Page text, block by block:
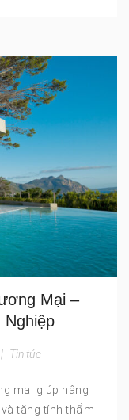
Mại –
Nghiệp
| Tin tức
mại giúp nâng
tăng tính thẩm